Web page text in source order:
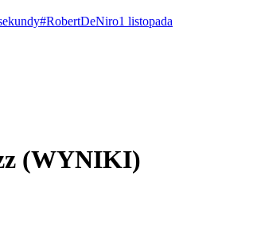
#RobertDeNiro1 listopada
(WYNIKI)